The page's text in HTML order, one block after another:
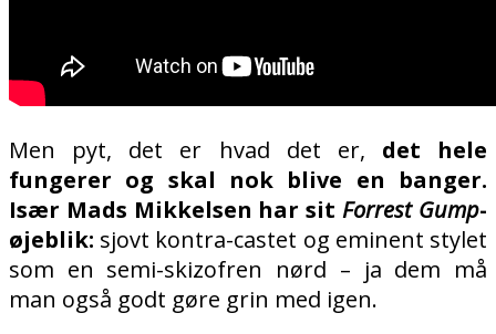
Men pyt, det er hvad det er, det hele
fungerer og skal nok blive en banger.
Især Mads Mikkelsen har sitForrest Gump-
øjeblik: sjovt kontra-castet og eminent stylet
som en semi-skizofren nørd – ja dem må
man også godt gøre grin med igen.